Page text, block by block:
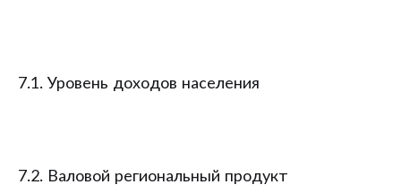
7.1. Уровень доходов населения
7.2. Валовой региональный продукт